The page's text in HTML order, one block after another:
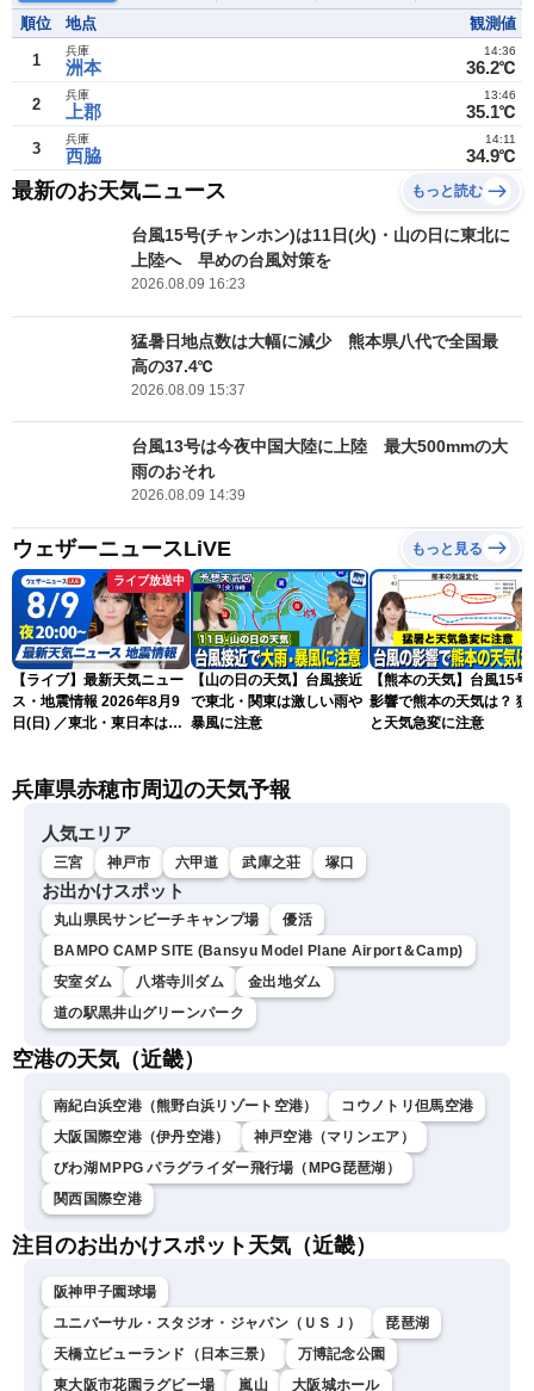
順位 地点 観測値
1 洲本
兵庫
36.2℃
14:36
2 上郡
兵庫
35.1℃
13:46
3 西脇
兵庫
34.9℃
14:11
最新のお天気ニュース もっと読む
台風15号(チャンホン)は11日(火)・山の日に東北に
上陸へ 早めの台風対策を
2026.08.09 16:23
猛暑日地点数は大幅に減少 熊本県八代で全国最
高の37.4℃
2026.08.09 15:37
台風13号は今夜中国大陸に上陸 最大500mmの大
雨のおそれ
2026.08.09 14:39
ウェザーニュースLiVE もっと見る
ライブ放送中
【ライブ】最新天気ニュー
ス・地震情報 2026年8月9
日(日) ／東北・東日本は急
衣／芳野達郎〉
【山の日の天気】台風接近
で東北・関東は激しい雨や
暴風に注意
【熊本の天気】台風15号
影響で熊本の天気は？ 猛
と天気急変に注意
兵庫県赤穂市周辺の天気予報
人気エリア
三宮 神戸市 六甲道 武庫之荘 塚口
お出かけスポット
丸山県民サンビーチキャンプ場
優活
BAMPO CAMP SITE (Bansyu Model Plane Airport＆Camp)
安室ダム
八塔寺川ダム
金出地ダム
道の駅黒井山グリーンパーク
空港の天気（近畿）
南紀白浜空港（熊野白浜リゾート空港）
コウノトリ但馬空港
大阪国際空港（伊丹空港）
神戸空港（マリンエア）
びわ湖ＭPPG パラグライダー飛行場（MPG琵琶湖）
関西国際空港
注目のお出かけスポット天気（近畿）
阪神甲子園球場
ユニバーサル・スタジオ・ジャパン（ＵＳＪ）
琵琶湖
天橋立ビューランド（日本三景）
万博記念公園
東大阪市花園ラグビー場
嵐山 大阪城ホール